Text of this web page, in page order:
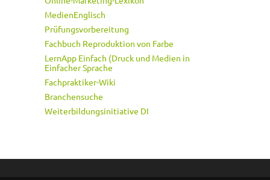
MedienEnglisch
Prüfungsvorbereitung
Fachbuch Reproduktion von Farbe
LernApp Einfach (Druck und Medien in
Einfacher Sprache
Fachpraktiker-Wiki
Branchensuche
Weiterbildungsinitiative DI